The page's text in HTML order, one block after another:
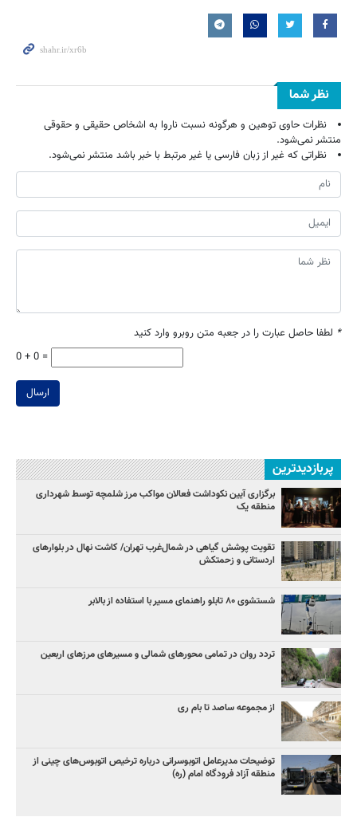
نظر شما
نظرات حاوی توهین و هرگونه نسبت ناروا به اشخاص حقیقی و حقوقی
منتشر نمی‌شود.
نظراتی که غیر از زبان فارسی یا غیر مرتبط با خبر باشد منتشر نمی‌شود.
* لطفا حاصل عبارت را در جعبه متن روبرو وارد کنید
0 + 0 =
ارسال
پربازدیدترین
برگزاری آیین نکوداشت فعالان مواکب مرز شلمچه توسط شهرداری
منطقه یک
تقویت پوشش گیاهی در شمال‌غرب تهران/ کاشت نهال در بلوارهای
اردستانی و زحمتکش
شستشوی ۸۰ تابلو راهنمای مسیر با استفاده از بالابر
تردد روان در تمامی محورهای شمالی و مسیرهای مرزهای اربعین
از مجموعه ساصد تا بام ری
توضیحات مدیرعامل اتوبوسرانی درباره ترخیص اتوبوس‌های چینی از
منطقه آزاد فرودگاه امام (ره)